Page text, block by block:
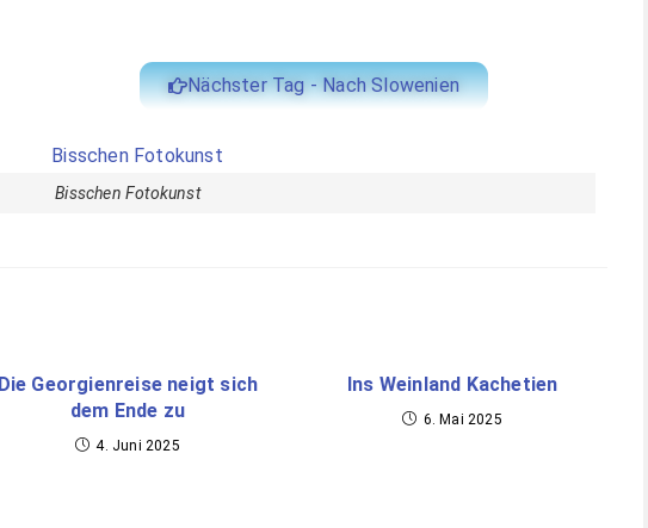
Nächster Tag - Nach Slowenien
Bisschen Fotokunst
Die Georgienreise neigt sich
dem Ende zu
4. Juni 2025
Ins Weinland Kachetien
6. Mai 2025